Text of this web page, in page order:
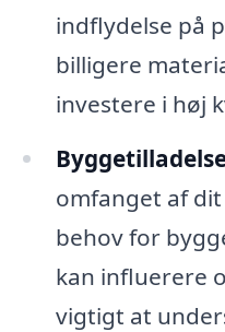
indflydelse på
billigere
investere i høj
omfanget af
behov for
kan influerere
vigtigt at